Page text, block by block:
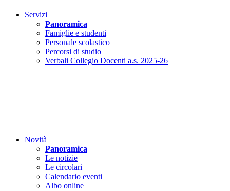
Servizi
Panoramica
Famiglie e studenti
Personale scolastico
Percorsi di studio
Verbali Collegio Docenti a.s. 2025-26
Novità
Panoramica
Le notizie
Le circolari
Calendario eventi
Albo online